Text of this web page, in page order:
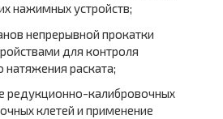
нажимных устройств;
непрерывной прокатки
для контроля
раската;
редукционно-калибровочных
клетей и применение